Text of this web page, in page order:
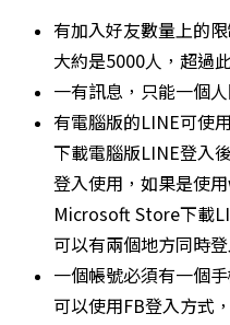
有加入好友數量上的
大約是5000人，超過
一有訊息，只能一個
有電腦版的LINE可使
下載電腦版LINE登入
登入使用，如果是使
Microsoft Store下載
可以有兩個地方同時登
一個帳號必須有一個
可以使用FB登入方式